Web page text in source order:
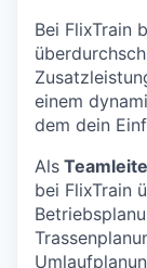
Bei FlixTrain
einem
dem dein
Als
bei FlixTrain